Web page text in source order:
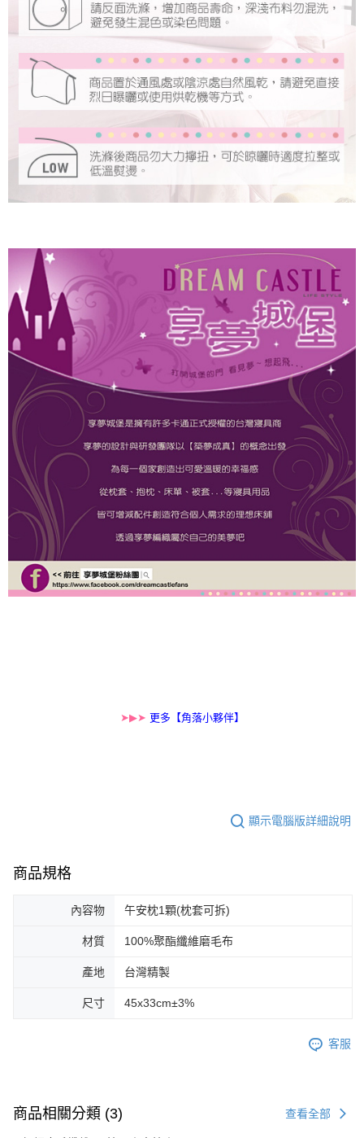
➤▶➤ 更多【角落小夥伴】
顯示電腦版詳細說明
商品規格
內容物 午安枕1顆(枕套可拆)
材質 100%聚酯纖維磨毛布
產地 台灣精製
尺寸 45x33cm±3%
客服
商品相關分類 (3) 查看全部